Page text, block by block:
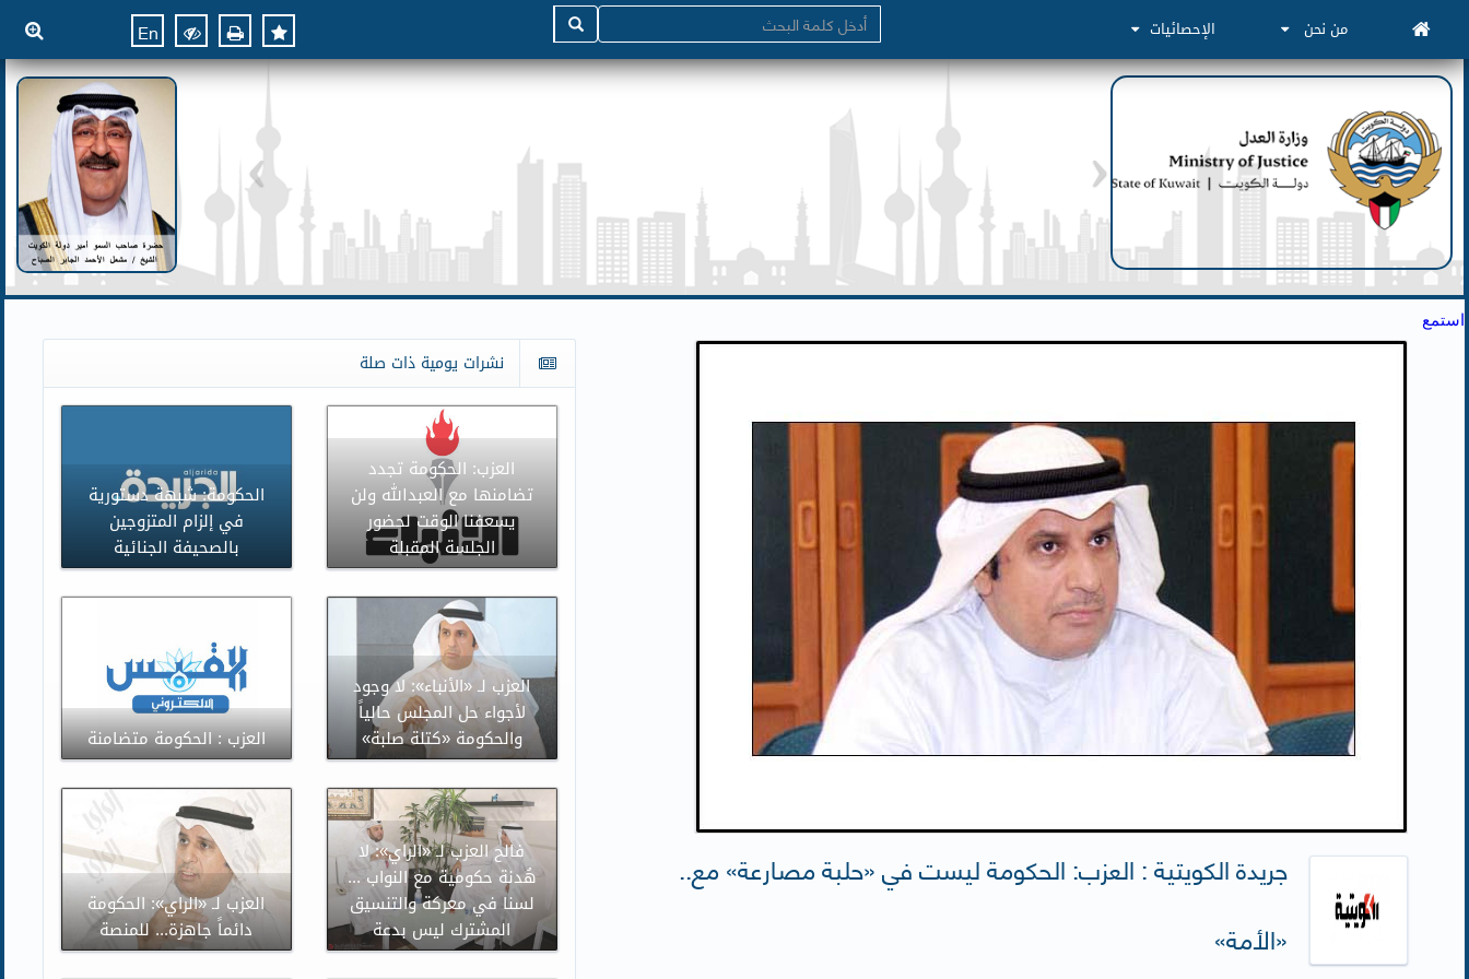
من نحن الإحصائيات En
استمع
جريدة الكويتية : العزب: الحكومة ليست في «حلبة مصارعة» مع..
«الأمة»
نشرات يومية ذات صلة
الحكومة: شبهة دستورية
في إلزام المتزوجين
بالصحيفة الجنائية
العزب: الحكومة تجدد
تضامنها مع العبدالله ولن
يسعفنا الوقت لحضور
الجلسة المقبلة
العزب : الحكومة متضامنة
العزب لـ «الأنباء»: لا وجود
لأجواء حل المجلس حالياً
والحكومة «كتلة صلبة»
العزب لـ «الراي»: الحكومة
دائماً جاهزة... للمنصة
فالح العزب لـ «الراي»: لا
هُدنة حكومية مع النواب ...
لسنا في معركة والتنسيق
المشترك ليس بدعة